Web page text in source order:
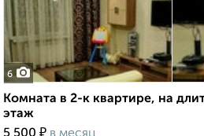
6
Комната в 2-к квартире, на
этаж
₽